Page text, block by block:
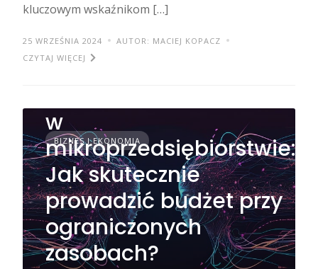
kluczowym wskaźnikom […]
25 WRZEŚNIA 2024
AUTOR: MACIEJ KOPACZ
CZYTAJ WIĘCEJ
BIZNES I EKONOMIA
w
mikroprzedsiębiorstwie:
Jak skutecznie
prowadzić budżet przy
ograniczonych
zasobach?